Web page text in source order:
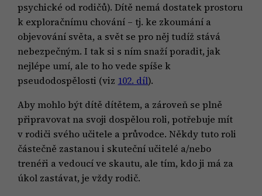
psychické od rodičů). Dítě nemá dostatek prostoru
k exploračnímu chování – tj. ke zkoumání a
objevování světa, a svět se pro něj tudíž stává
nebezpečným. I tak si s ním snaží poradit, jak
nejlépe umí, ale to ho vede spíše k
pseudodospělosti (viz 102. díl).
Aby mohlo být dítě dítětem, a zároveň se plně
připravovat na svoji dospělou roli, potřebuje mít
v rodiči svého učitele a průvodce. Někdy tuto roli
částečně zastanou i skuteční učitelé a/nebo
trenéři a vedoucí ve skautu, ale tím, kdo ji má za
úkol zastávat, je vždy rodič.